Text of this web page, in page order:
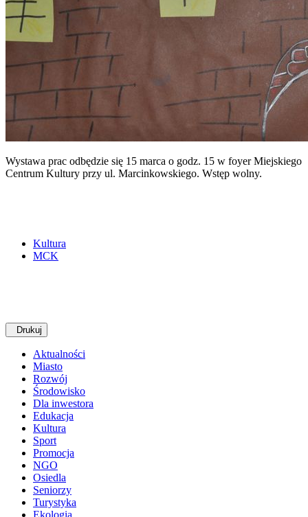
Wystawa prac odbędzie się 15 marca o godz. 15 w foyer Miejskiego
Centrum Kultury przy ul. Marcinkowskiego. Wstęp wolny.
Kultura
MCK
Drukuj
Aktualności
Miasto
Rozwój
Środowisko
Dla inwestora
Edukacja
Kultura
Sport
Promocja
NGO
Osiedla
Seniorzy
Turystyka
Ekologia